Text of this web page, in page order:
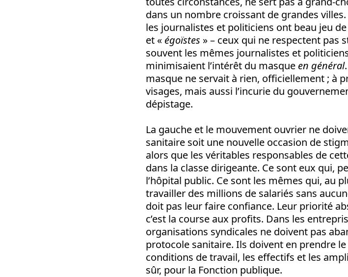
dans un nombre croissant de grandes
les journalistes et politiciens ont beau jeu
et « égoïstes » – ceux qui ne respectent pas
souvent les mêmes journalistes et
minimisaient l’intérêt du masque en général
masque ne servait à rien, officiellement ; à
visages, mais aussi l’incurie du
dépistage.
La gauche et le mouvement ouvrier ne
sanitaire soit une nouvelle occasion de
alors que les véritables responsables de
dans la classe dirigeante. Ce sont eux qui,
l’hôpital public. Ce sont les mêmes qui, au
travailler des millions de salariés sans
doit pas leur faire confiance. Leur priorité
c’est la course aux profits. Dans les
organisations syndicales ne doivent pas
protocole sanitaire. Ils doivent en prendre
conditions de travail, les effectifs et les
sûr, pour la Fonction publique.